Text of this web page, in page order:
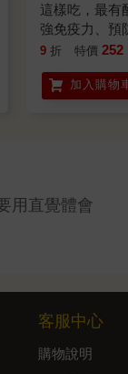
這樣吃，最有
強免疫力、預
抗癌，10大高
越吃越健康！
9 折 特價 252
加入購物
用直覺體會
客服中心
購物說明